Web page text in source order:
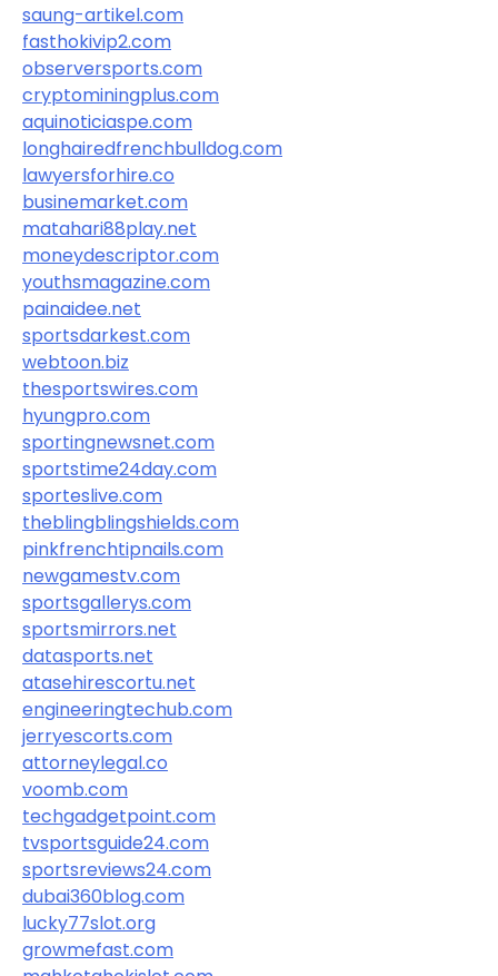
saung-artikel.com
fasthokivip2.com
observersports.com
cryptominingplus.com
aquinoticiaspe.com
longhairedfrenchbulldog.com
lawyersforhire.co
businemarket.com
matahari88play.net
moneydescriptor.com
youthsmagazine.com
painaidee.net
sportsdarkest.com
webtoon.biz
thesportswires.com
hyungpro.com
sportingnewsnet.com
sportstime24day.com
sporteslive.com
theblingblingshields.com
pinkfrenchtipnails.com
newgamestv.com
sportsgallerys.com
sportsmirrors.net
datasports.net
atasehirescortu.net
engineeringtechub.com
jerryescorts.com
attorneylegal.co
voomb.com
techgadgetpoint.com
tvsportsguide24.com
sportsreviews24.com
dubai360blog.com
lucky77slot.org
growmefast.com